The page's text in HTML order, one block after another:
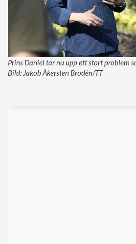
Prins Daniel tar nu upp ett stort problem
Bild: Jakob Åkersten Brodén/TT